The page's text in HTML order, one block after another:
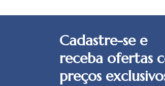
Cadastre-se e
receba ofertas
preços